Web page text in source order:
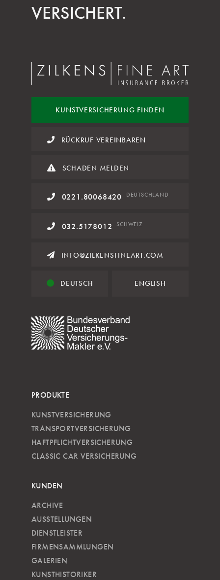
VERSICHERT.
KUNSTVERSICHERUNG FINDEN
RÜCKRUF VEREINBAREN
SCHADEN MELDEN
0221.80068420 DEUTSCHLAND
032.5178012 SCHWEIZ
INFO@ZILKENSFINEART.COM
DEUTSCH ENGLISH
PRODUKTE
KUNSTVERSICHERUNG
TRANSPORTVERSICHERUNG
HAFTPFLICHTVERSICHERUNG
CLASSIC CAR VERSICHERUNG
KUNDEN
ARCHIVE
AUSSTELLUNGEN
DIENSTLEISTER
FIRMENSAMMLUNGEN
GALERIEN
KUNSTHISTORIKER